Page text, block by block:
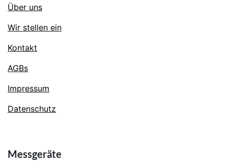
Über uns
Wir stellen ein
Kontakt
AGBs
Impressum
Datenschutz
Messgeräte